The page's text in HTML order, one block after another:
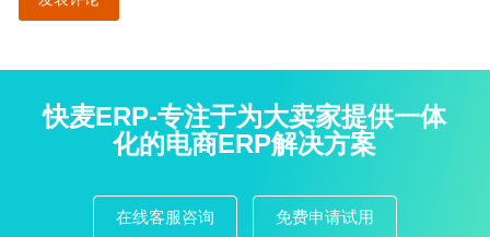
快麦ERP-专注于为大卖家提供一体
化的电商ERP解决方案
在线客服咨询 免费申请试用